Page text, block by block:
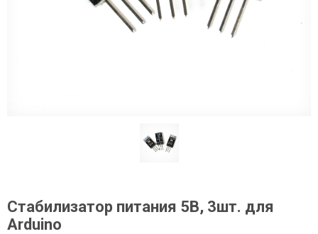
Стабилизатор питания 5В, 3шт. для
Arduino